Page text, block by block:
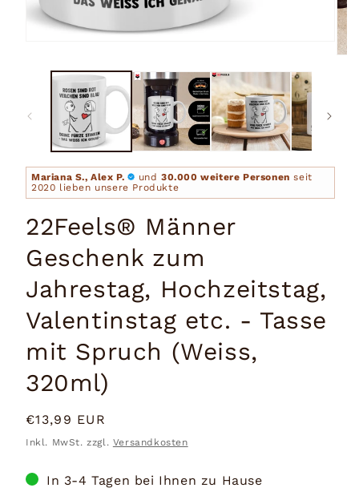
Modal
Mariana S., Alex P. und 30.000 weitere Personen seit
2020 lieben unsere Produkte
22Feels® Männer
Geschenk zum
Jahrestag, Hochzeitstag,
Valentinstag etc. - Tasse
mit Spruch (Weiss,
320ml)
Normaler
Preis
€13,99 EUR
Inkl. MwSt. zzgl. Versandkosten
In 3-4 Tagen bei Ihnen zu Hause